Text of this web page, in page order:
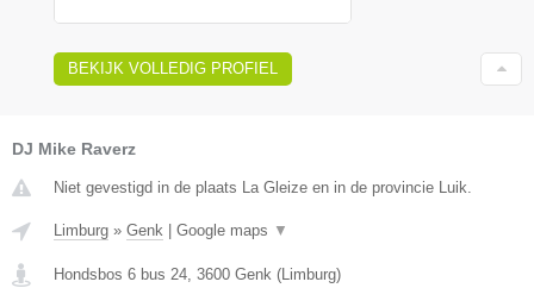
BEKIJK VOLLEDIG PROFIEL
DJ Mike Raverz
Niet gevestigd in de plaats La Gleize en in de provincie Luik.
Limburg » Genk Google maps ▼
Hondsbos 6 bus 24 3600 Genk ( Limburg)